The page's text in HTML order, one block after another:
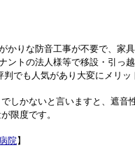
かりな防音工事が不要で、家
ントの法人様等で移設・引っ
でも人気があり大変にメリ
しかないと言いますと、遮
限度です。
院】